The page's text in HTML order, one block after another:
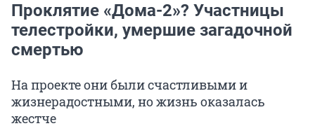
Проклятие «Дома-2»? Участницы
телестройки, умершие загадочной
смертью
На проекте они были счастливыми и
жизнерадостными, но жизнь оказалась
жестче